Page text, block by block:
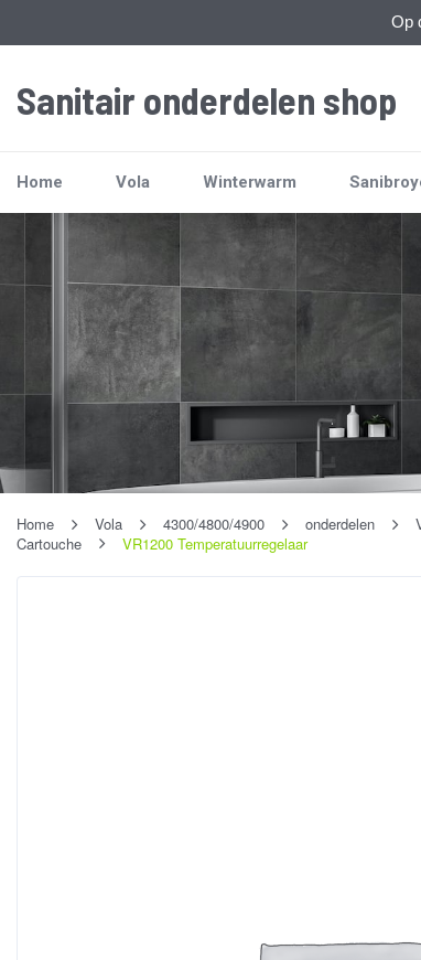
Op
Sanitair onderdelen shop
Home Vola Winterwarm
Home Vola 4300/4800/4900 onderdelen
Cartouche
VR1200 Temperatuurregelaar